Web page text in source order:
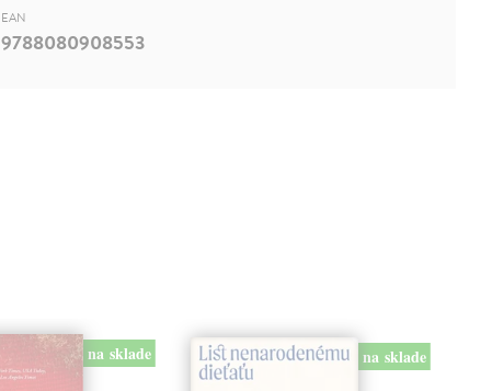
EAN
9788080908553
na sklade na sklade